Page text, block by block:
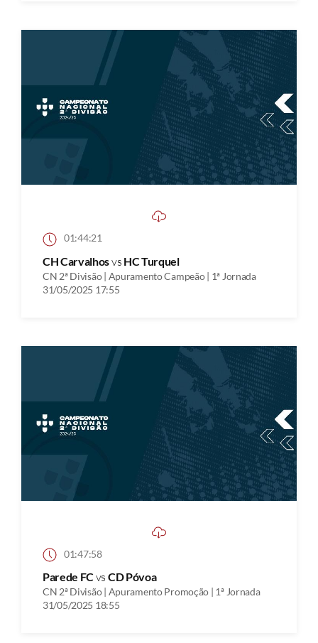
01:44:21
CH Carvalhosvs HC Turquel
CN 2ª Divisão | Apuramento Campeão | 1ª Jornada
31/05/2025 17:55
01:47:58
Parede FCvs CD Póvoa
CN 2ª Divisão | Apuramento Promoção | 1ª Jornada
31/05/2025 18:55